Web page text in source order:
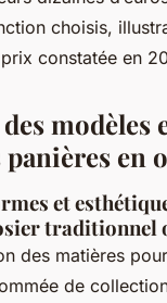
choisis,
constatée en
modèles
panières en
et
traditionnel
des matières
de